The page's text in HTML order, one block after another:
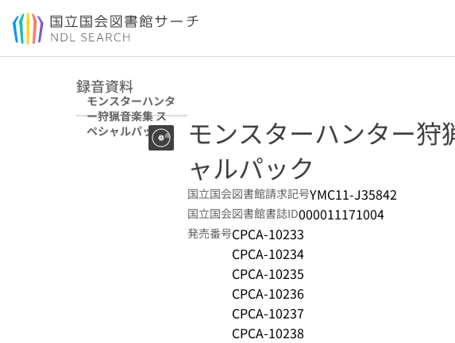
本文へ移動
録音資料
モンスターハンタ
ー狩猟音楽集 ス
ペシャルパック
モンスターハンター狩
ャルパック
国立国会図書館請求記号YMC11-J35842
国立国会図書館書誌ID000011171004
発売番号CPCA-10233
CPCA-10234
CPCA-10235
CPCA-10236
CPCA-10237
CPCA-10238